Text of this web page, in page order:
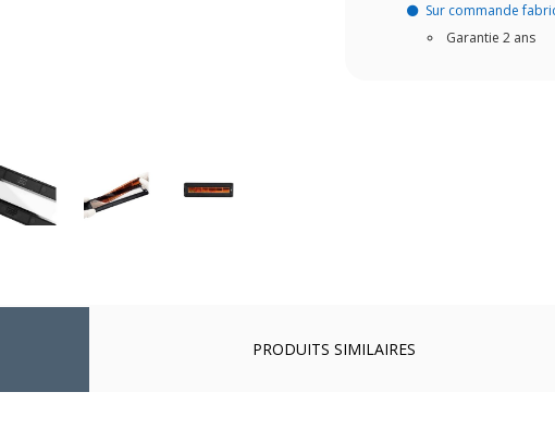
Sur commande
Garantie 2 ans
PRODUITS SIMILAIRES